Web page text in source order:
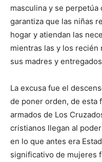
masculina y se
garantiza que las niñas
hogar y atiendan las
mientras las y los recién
sus madres y
La excusa fue el
de poner orden, de esta
armados de Los
cristianos llegan al
en lo que antes era
significativo de mujeres